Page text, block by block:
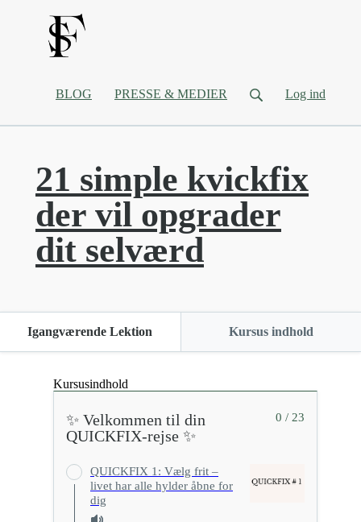
BLOG PRESSE & MEDIER Log ind
21 simple kvickfix
der vil opgrader
dit selværd
Igangværende Lektion Kursus indhold
Kursusindhold
0 / 23
✨ Velkommen til din
QUICKFIX-rejse ✨
QUICKFIX 1: Vælg frit –
livet har alle hylder åbne for
dig